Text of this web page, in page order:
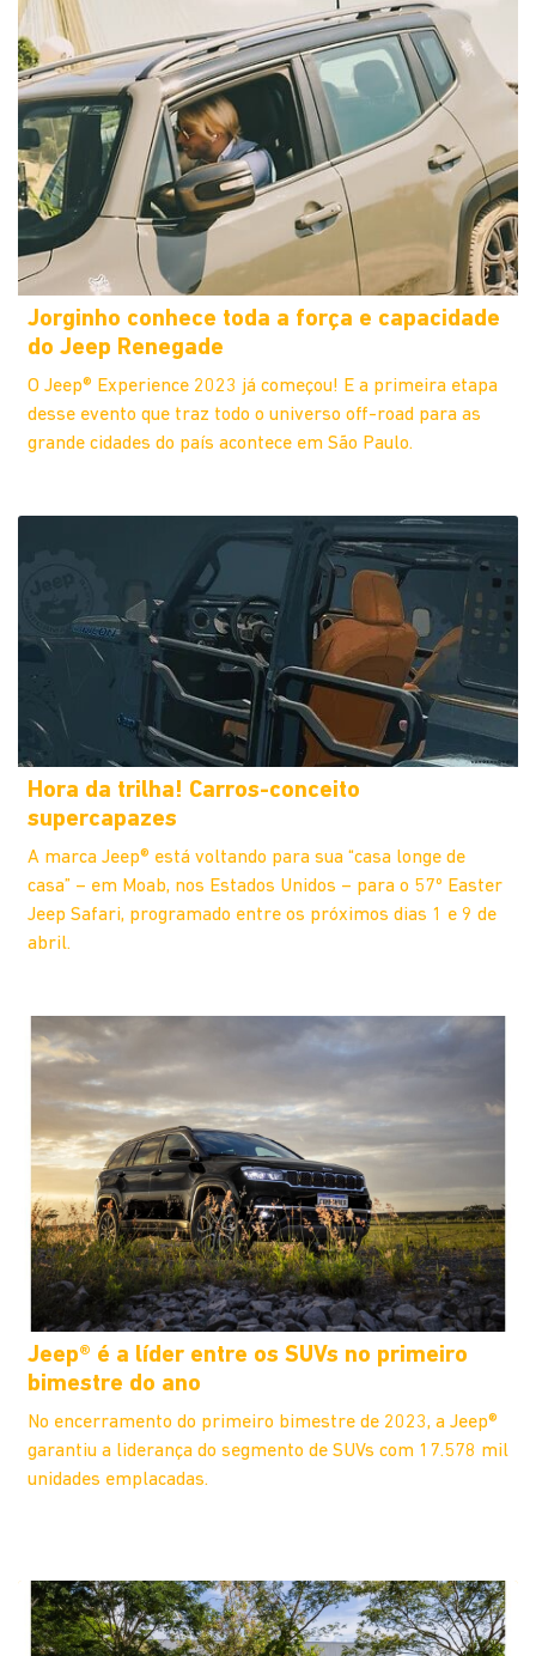
Jorginho conhece toda a força e capacidade
do Jeep Renegade
O Jeep® Experience 2023 já começou! E a primeira etapa
desse evento que traz todo o universo off-road para as
grande cidades do país acontece em São Paulo.
Hora da trilha! Carros-conceito
supercapazes
A marca Jeep® está voltando para sua “casa longe de
casa” – em Moab, nos Estados Unidos – para o 57º Easter
Jeep Safari, programado entre os próximos dias 1 e 9 de
abril.
Jeep® é a líder entre os SUVs no primeiro
bimestre do ano
No encerramento do primeiro bimestre de 2023, a Jeep®
garantiu a liderança do segmento de SUVs com 17.578 mil
unidades emplacadas.